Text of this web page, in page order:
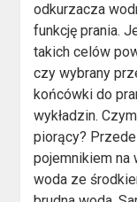
odkurzacza
funkcję prania.
takich celów
czy wybrany
końcówki do
wykładzin.
piorący?
pojemnikiem na
woda ze